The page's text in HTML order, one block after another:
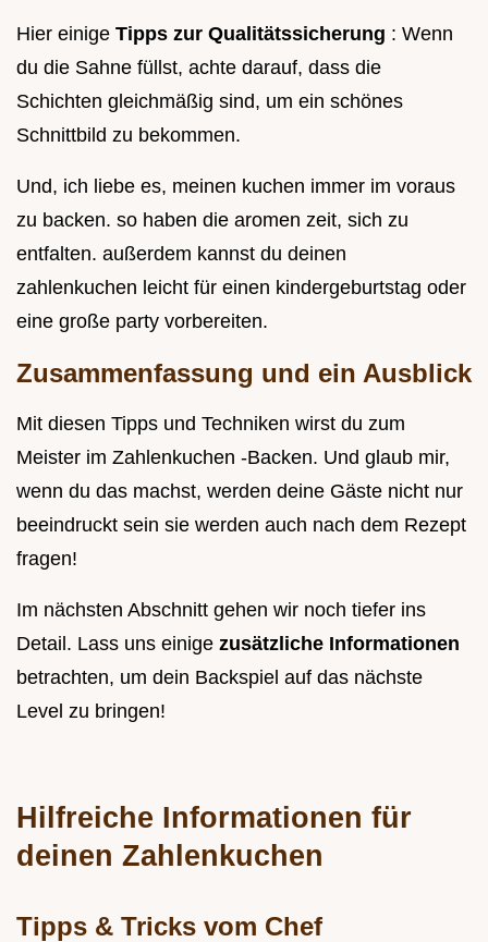
Hier einige Tipps zur Qualitätssicherung : Wenn
du die Sahne füllst, achte darauf, dass die
Schichten gleichmäßig sind, um ein schönes
Schnittbild zu bekommen.
Und, ich liebe es, meinen kuchen immer im voraus
zu backen. so haben die aromen zeit, sich zu
entfalten. außerdem kannst du deinen
zahlenkuchen leicht für einen kindergeburtstag oder
eine große party vorbereiten.
Zusammenfassung und ein Ausblick
Mit diesen Tipps und Techniken wirst du zum
Meister im Zahlenkuchen -Backen. Und glaub mir,
wenn du das machst, werden deine Gäste nicht nur
beeindruckt sein sie werden auch nach dem Rezept
fragen!
Im nächsten Abschnitt gehen wir noch tiefer ins
Detail. Lass uns einige zusätzliche Informationen
betrachten, um dein Backspiel auf das nächste
Level zu bringen!
Hilfreiche Informationen für
deinen Zahlenkuchen
Tipps & Tricks vom Chef